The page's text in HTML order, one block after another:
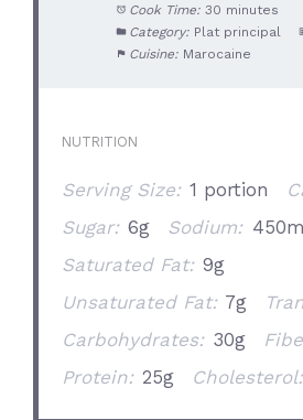
Cook Time: 30 minutes
Category: Plat principal
Cuisine: Marocaine
NUTRITION
Serving Size: 1 portion
Sugar: 6g Sodium:
Saturated Fat: 9g
Unsaturated Fat: 7g
Carbohydrates: 30g
Protein: 25g Cholesterol: